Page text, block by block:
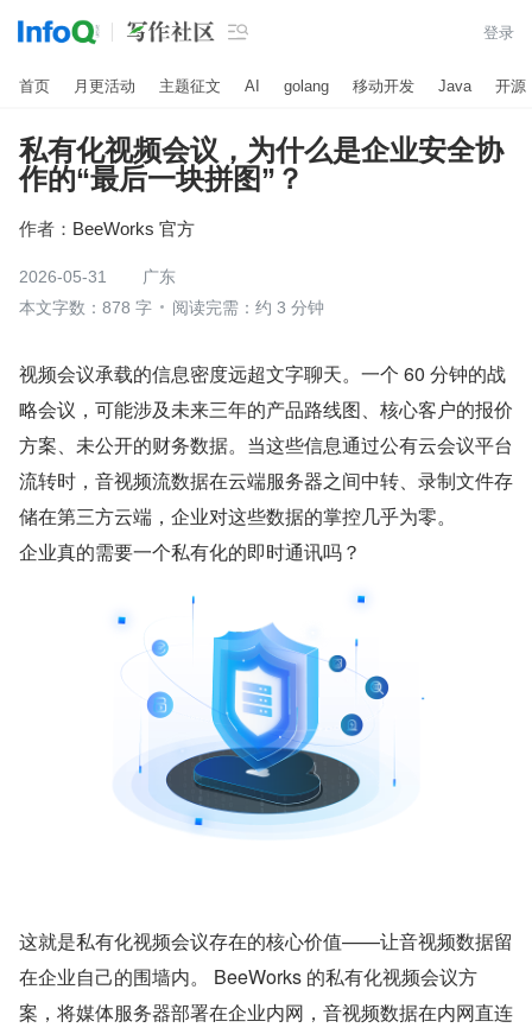
 登录
首页 月更活动 主题征文 AI golang 移动开发 Java 开源
私有化视频会议，为什么是企业安全协
作的“最后一块拼图”？
作者： BeeWorks 官方
2026-05-31
广东
本文字数：878 字
阅读完需：约 3 分钟
视频会议承载的信息密度远超文字聊天。一个 60 分钟的战
略会议，可能涉及未来三年的产品路线图、核心客户的报价
方案、未公开的财务数据。当这些信息通过公有云会议平台
流转时，音视频流数据在云端服务器之间中转、录制文件存
储在第三方云端，企业对这些数据的掌控几乎为零。
企业真的需要一个私有化的即时通讯吗？
这就是私有化视频会议存在的核心价值——让音视频数据留
在企业自己的围墙内。 BeeWorks 的私有化视频会议方
案，将媒体服务器部署在企业内网，音视频数据在内网直连